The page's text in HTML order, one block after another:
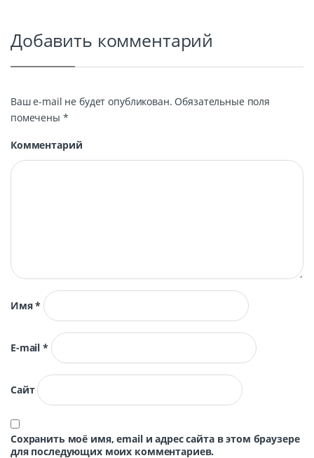
Добавить комментарий
Ваш e-mail не будет опубликован. Обязательные поля
помечены *
Комментарий
Имя*
E-mail*
Сайт
Сохранить моё имя, email и адрес сайта в этом браузере
для последующих моих комментариев.